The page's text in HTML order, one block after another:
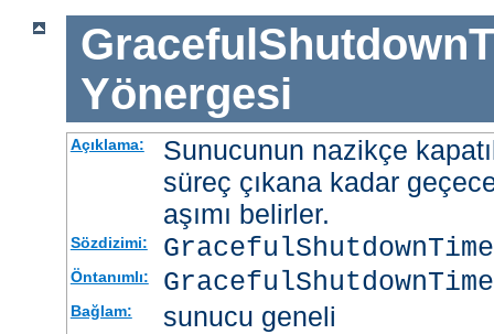
Yönergesi
Açıklama:
Sunucunun nazikçe
süreç çıkana kadar
aşımı belirler.
Sözdizimi:
Öntanımlı:
Bağlam: sunucu geneli